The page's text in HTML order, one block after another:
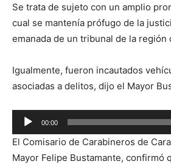
Se trata de sujeto con un amplio
cual se mantenía prófugo de la
emanada de un tribunal de la región
Igualmente, fueron incautados
asociadas a delitos, dijo el Mayor
Reproductor
de
audio
00:00
El Comisario de Carabineros de
Mayor Felipe Bustamante, confirmó